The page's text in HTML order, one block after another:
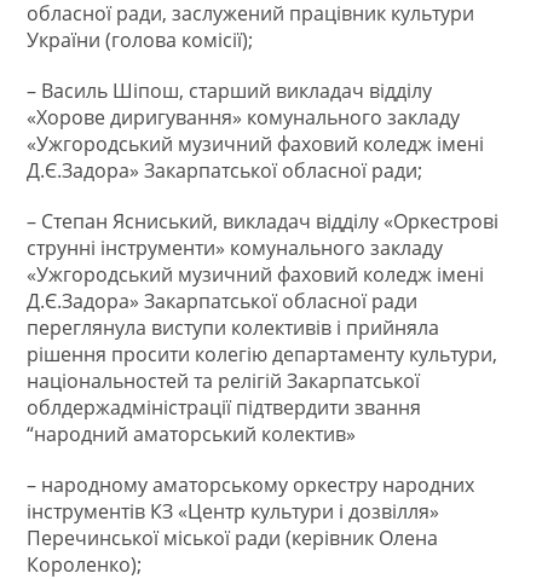
обласної ради, заслужений працівник культури
України (голова комісії);
– Василь Шіпош, старший викладач відділу
«Хорове диригування» комунального закладу
«Ужгородський музичний фаховий коледж імені
Д.Є.Задора» Закарпатської обласної ради;
– Степан Ясниський, викладач відділу «Оркестрові
струнні інструменти» комунального закладу
«Ужгородський музичний фаховий коледж імені
Д.Є.Задора» Закарпатської обласної ради
переглянула виступи колективів і прийняла
рішення просити колегію департаменту культури,
національностей та релігій Закарпатської
облдержадміністрації підтвердити звання
“народний аматорський колектив»
– народному аматорському оркестру народних
інструментів КЗ «Центр культури і дозвілля»
Перечинської міської ради (керівник Олена
Короленко);